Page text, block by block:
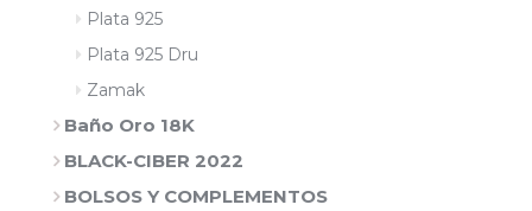
Plata 925
Plata 925 Dru
Zamak
Baño Oro 18K
BLACK-CIBER 2022
BOLSOS Y COMPLEMENTOS